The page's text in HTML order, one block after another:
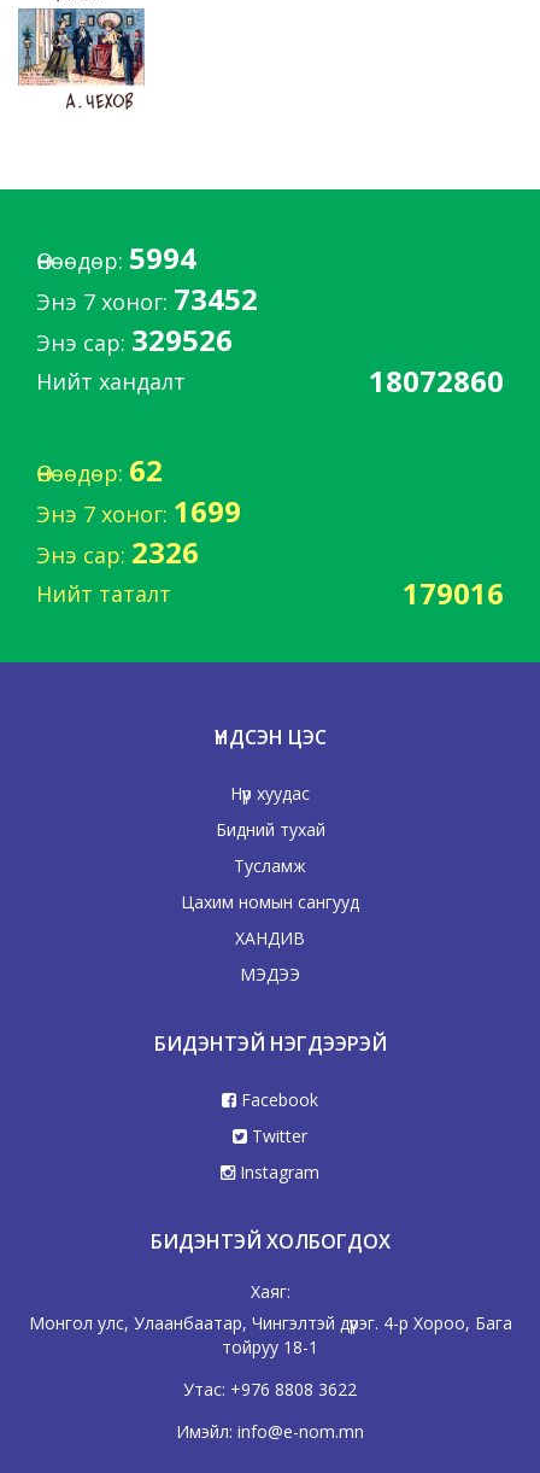
Өнөөдөр: 5994
Энэ 7 хоног: 73452
Энэ сар: 329526
Нийт хандалт 18072860
Өнөөдөр: 62
Энэ 7 хоног: 1699
Энэ сар: 2326
Нийт таталт 179016
ҮНДСЭН ЦЭС
Нүүр хуудас
Бидний тухай
Тусламж
Цахим номын сангууд
ХАНДИВ
МЭДЭЭ
БИДЭНТЭЙ НЭГДЭЭРЭЙ
Facebook
Twitter
Instagram
БИДЭНТЭЙ ХОЛБОГДОХ
Хаяг:
Монгол улс, Улаанбаатар, Чингэлтэй дүүрэг. 4-р Хороо, Бага
тойруу 18-1
Утас: +976 8808 3622
Имэйл: info@e-nom.mn